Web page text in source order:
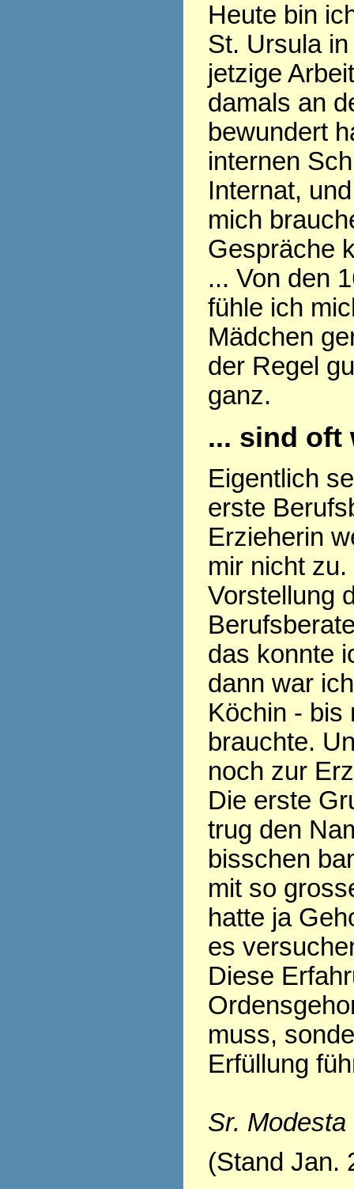
Heute bin
St. Ursula
jetzige
damals an
bewundert
internen
Internat,
mich
Gespräche
... Von den
fühle ich
Mädchen
der Regel
ganz.
... sind oft
Eigentlich
erste
Erzieherin
mir nicht
Vorstellung
das konnte
dann war
Köchin - bis
brauchte.
noch zur
Die erste
trug den
bisschen
mit so
hatte ja
es
Diese
muss,
Erfüllung
Sr.
(Stand Jan.